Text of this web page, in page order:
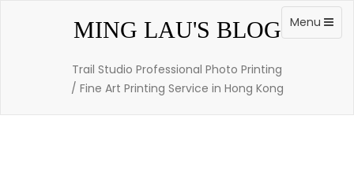
MING LAU'S BLOG
Trail Studio Professional Photo Printing
/ Fine Art Printing Service in Hong Kong
Toggle
navigation
Menu